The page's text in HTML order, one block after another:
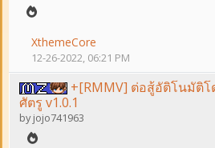
XthemeCore
12-26-2022, 06:21 PM
+[RMMV] ต่อสู้อัติโนมัติโ
ศัตรู v1.0.1
byjojo741963